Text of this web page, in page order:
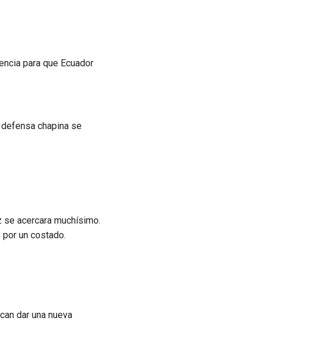
para que Ecuador
chapina se
se acercara muchísimo.
un costado.
dar una nueva